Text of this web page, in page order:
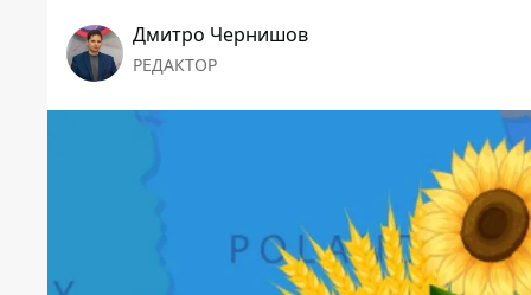
Дмитро Чернишов
РЕДАКТОР